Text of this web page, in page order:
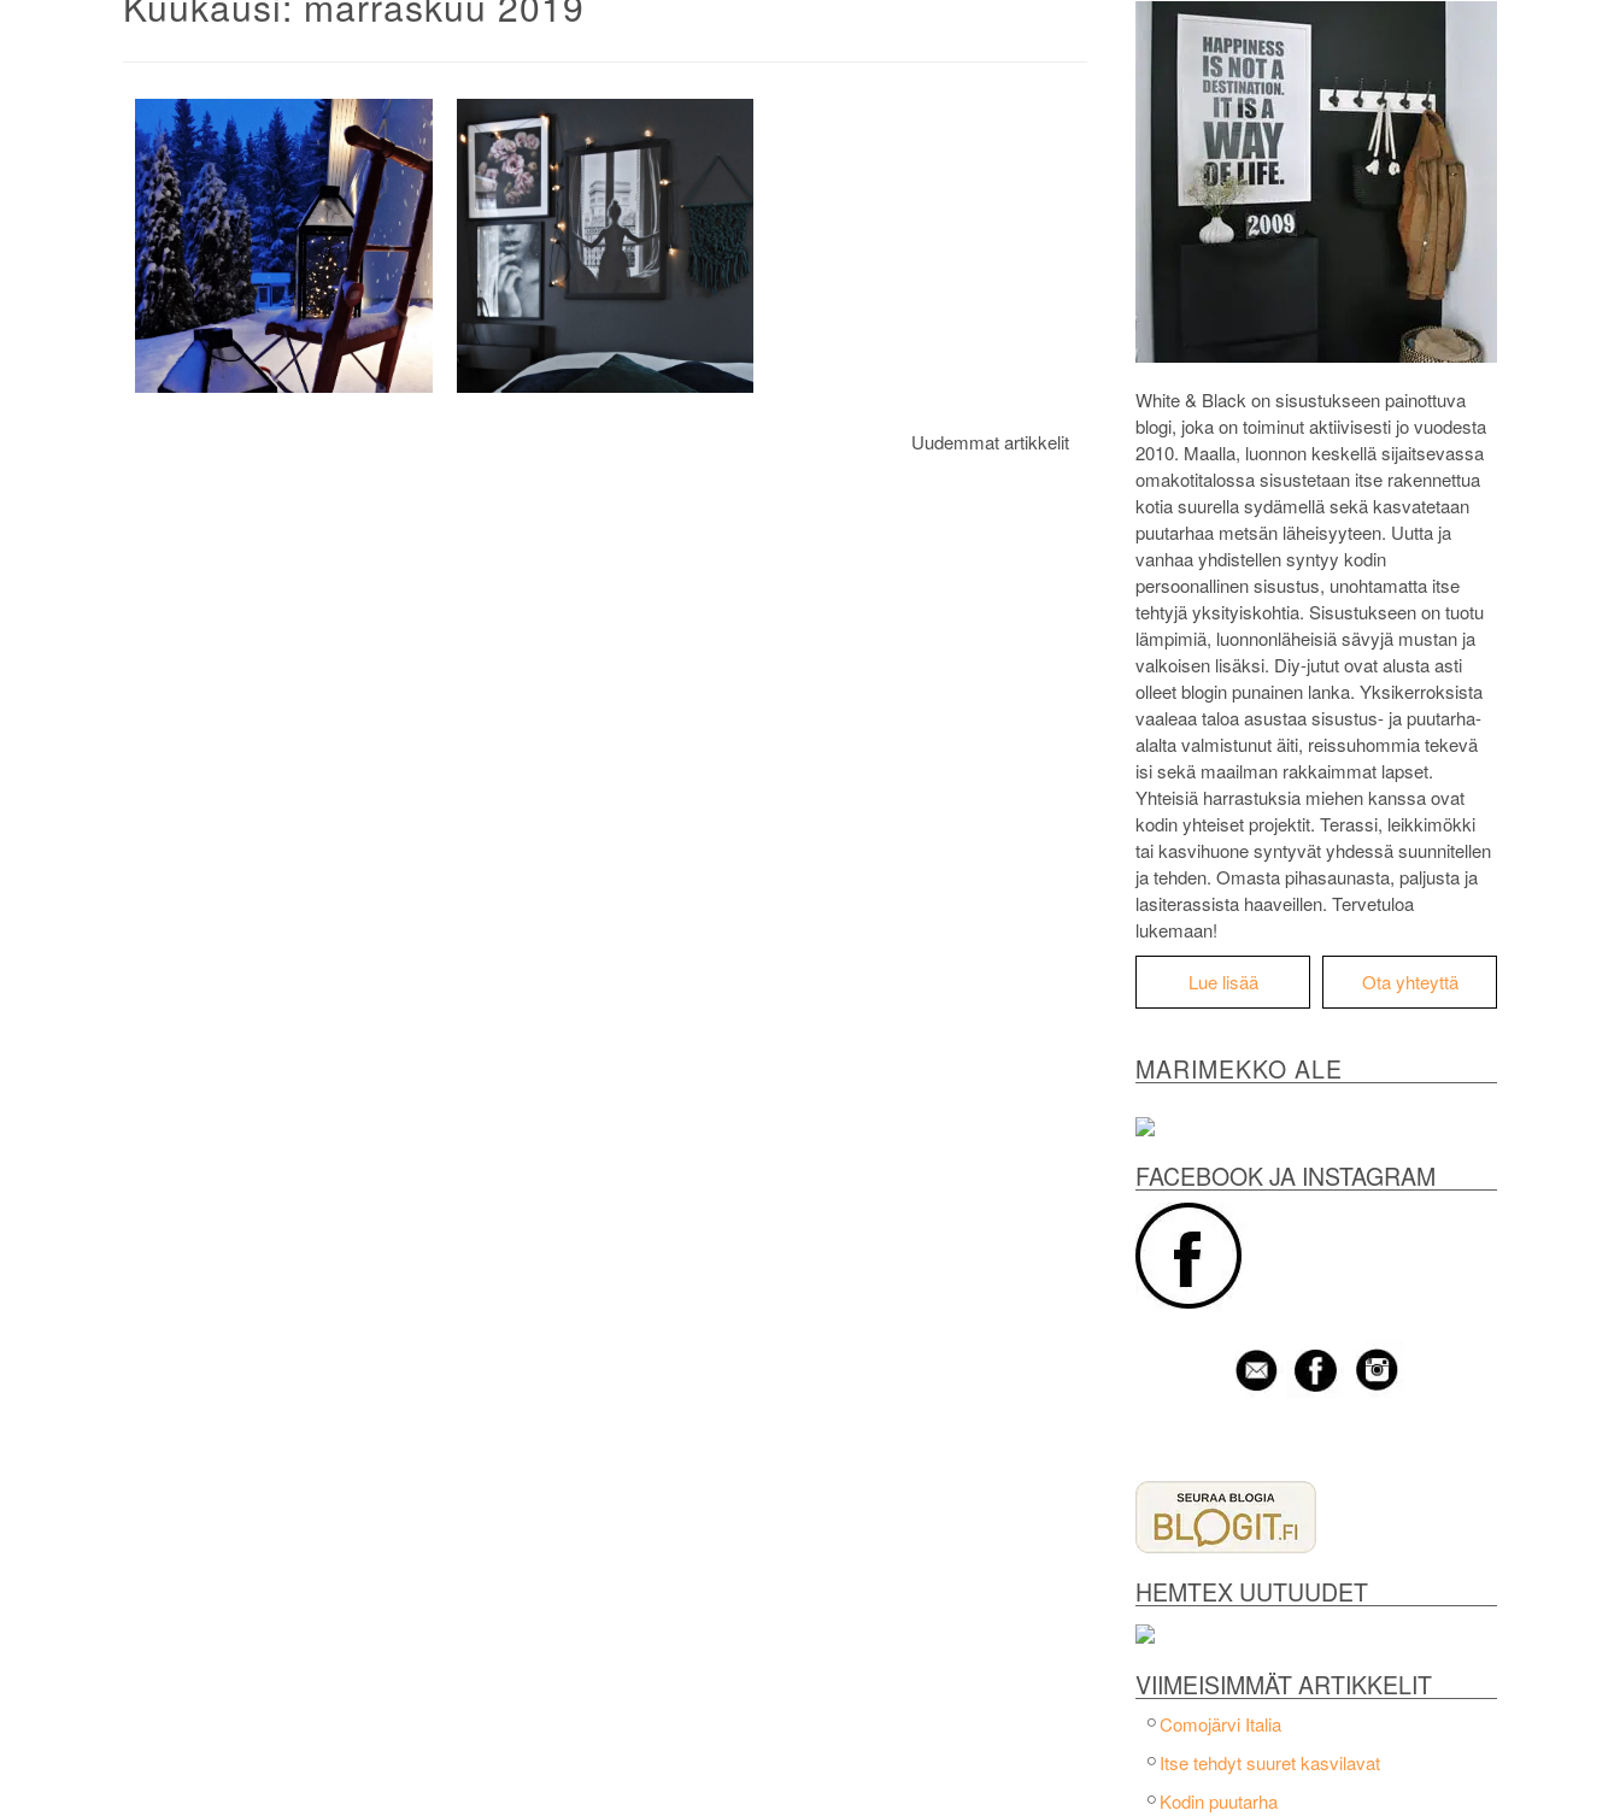
White & Black on sisustukseen painottuva
blogi, joka on toiminut aktiivisesti jo vuodesta
2010. Maalla, luonnon keskellä sijaitsevassa
omakotitalossa sisustetaan itse rakennettua
kotia suurella sydämellä sekä kasvatetaan
puutarhaa metsän läheisyyteen. Uutta ja
vanhaa yhdistellen syntyy kodin
persoonallinen sisustus, unohtamatta itse
tehtyjä yksityiskohtia. Sisustukseen on tuotu
lämpimiä, luonnonläheisiä sävyjä mustan ja
valkoisen lisäksi. Diy-jutut ovat alusta asti
olleet blogin punainen lanka. Yksikerroksista
vaaleaa taloa asustaa sisustus- ja puutarha-
alalta valmistunut äiti, reissuhommia tekevä
isi sekä maailman rakkaimmat lapset.
Yhteisiä harrastuksia miehen kanssa ovat
kodin yhteiset projektit. Terassi, leikkimökki
tai kasvihuone syntyvät yhdessä suunnitellen
ja tehden. Omasta pihasaunasta, paljusta ja
lasiterassista haaveillen. Tervetuloa
lukemaan!
Lue lisää Ota yhteyttä
MARIMEKKO ALE
FACEBOOK JA INSTAGRAM
HEMTEX UUTUUDET
VIIMEISIMMÄT ARTIKKELIT
Comojärvi Italia
Itse tehdyt suuret kasvilavat
Kodin puutarha
Uudemmat artikkelit